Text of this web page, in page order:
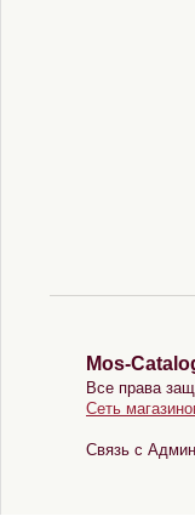
Mos-
Все права
Сеть
Связь с